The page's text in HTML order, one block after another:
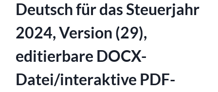
Deutsch für das Steuerjahr
2024, Version (29),
editierbare DOCX-
Datei/interaktive PDF-